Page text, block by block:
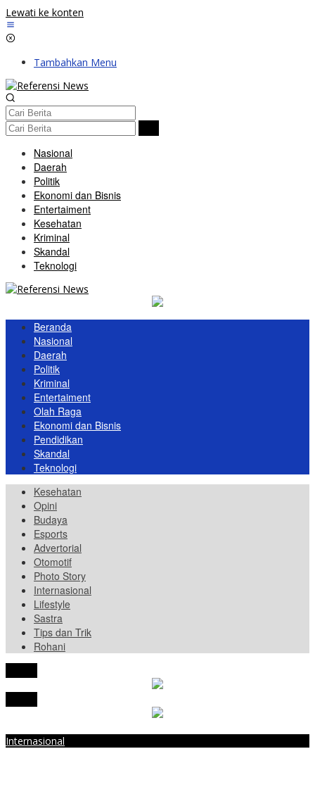
Lewati ke konten
Tambahkan Menu
Nasional
Daerah
Politik
Ekonomi dan Bisnis
Entertaiment
Kesehatan
Kriminal
Skandal
Teknologi
Beranda
Nasional
Daerah
Politik
Kriminal
Entertaiment
Olah Raga
Ekonomi dan Bisnis
Pendidikan
Skandal
Teknologi
Kesehatan
Opini
Budaya
Esports
Advertorial
Otomotif
Photo Story
Internasional
Lifestyle
Sastra
Tips dan Trik
Rohani
Internasional